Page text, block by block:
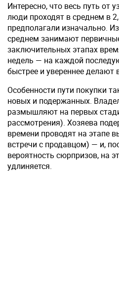
Интересно, что весь путь от
люди проходят в среднем в
предполагали изначально.
среднем занимают
заключительных этапах
недель — на каждой
быстрее и увереннее делают
Особенности пути покупки
новых и подержанных.
размышляют на первых
рассмотрения). Хозяева
времени проводят на этапе
встречи с продавцом) — и,
вероятность сюрпризов, на
удлиняется.